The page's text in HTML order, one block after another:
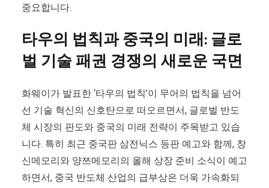
중요합니다.
타우의 법칙과 중국의 미래: 글로
벌 기술 패권 경쟁의 새로운 국면
화웨이가 발표한 ‘타우의 법칙’이 무어의 법칙을 넘어
선 기술 혁신의 신호탄으로 떠오르면서, 글로벌 반도
체 시장의 판도와 중국의 미래 전략이 주목받고 있습
니다. 특히 최근 중국판 삼전닉스 등판 예고와 함께, 창
신메모리와 양쯔메모리의 올해 상장 준비 소식이 예고
하면서, 중국 반도체 산업의 급부상은 더욱 가속화되